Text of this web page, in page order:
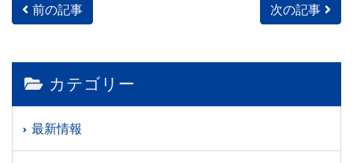
前の記事 次の記事
カテゴリー
最新情報